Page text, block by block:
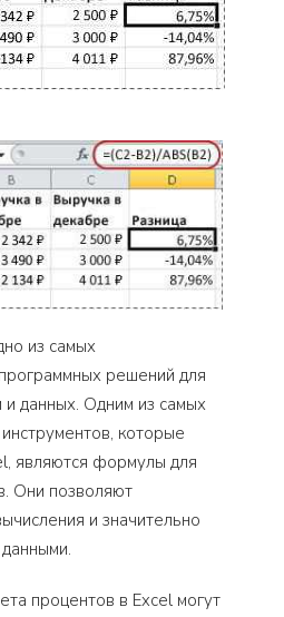
из самых
решений для
и данных. Одним из самых
которые
являются формулы для
Они позволяют
и значительно
процентов в Excel могут